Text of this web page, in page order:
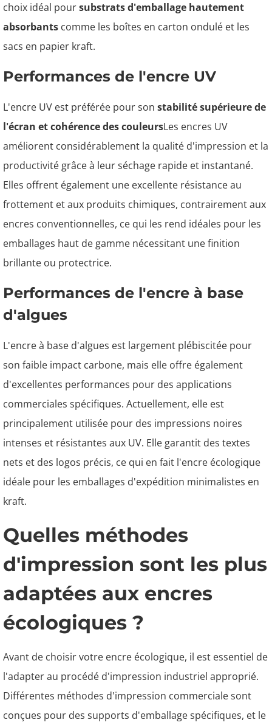
choix idéal poursubstrats d'emballage hautement
absorbants comme les boîtes en carton ondulé et les
sacs en papier kraft.
Performances de l'encre UV
L'encre UV est préférée pour son stabilité supérieure de
l'écran et cohérence des couleursLes encres UV
améliorent considérablement la qualité d'impression et la
productivité grâce à leur séchage rapide et instantané.
Elles offrent également une excellente résistance au
frottement et aux produits chimiques, contrairement aux
encres conventionnelles, ce qui les rend idéales pour les
emballages haut de gamme nécessitant une finition
brillante ou protectrice.
Performances de l'encre à base
d'algues
L'encre à base d'algues est largement plébiscitée pour
son faible impact carbone, mais elle offre également
d'excellentes performances pour des applications
commerciales spécifiques. Actuellement, elle est
principalement utilisée pour des impressions noires
intenses et résistantes aux UV. Elle garantit des textes
nets et des logos précis, ce qui en fait l'encre écologique
idéale pour les emballages d'expédition minimalistes en
kraft.
Quelles méthodes
d'impression sont les plus
adaptées aux encres
écologiques ?
Avant de choisir votre encre écologique, il est essentiel de
l'adapter au procédé d'impression industriel approprié.
Différentes méthodes d'impression commerciale sont
conçues pour des supports d'emballage spécifiques, et le